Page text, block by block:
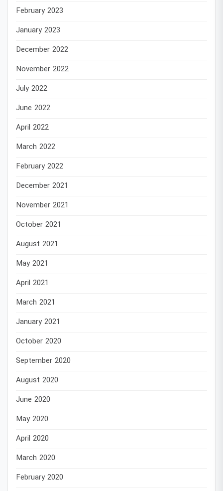
February 2023
January 2023
December 2022
November 2022
July 2022
June 2022
April 2022
March 2022
February 2022
December 2021
November 2021
October 2021
August 2021
May 2021
April 2021
March 2021
January 2021
October 2020
September 2020
August 2020
June 2020
May 2020
April 2020
March 2020
February 2020